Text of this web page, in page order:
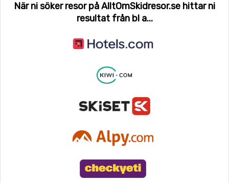
När ni söker resor på AlltOmSkidresor.se hittar ni
resultat från bl a...